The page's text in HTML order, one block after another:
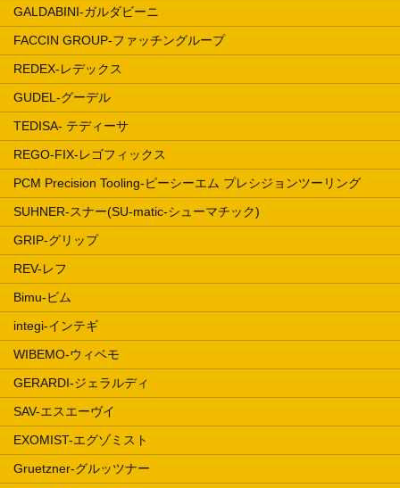
GALDABINI-ガルダビーニ
FACCIN GROUP-ファッチングループ
REDEX-レデックス
GUDEL-グーデル
TEDISA- テディーサ
REGO-FIX-レゴフィックス
PCM Precision Tooling-ピーシーエム プレシジョンツーリング
SUHNER-スナー(SU-matic-シューマチック)
GRIP-グリップ
REV-レフ
Bimu-ビム
integi-インテギ
WIBEMO-ウィベモ
GERARDI-ジェラルディ
SAV-エスエーヴイ
EXOMIST-エグゾミスト
Gruetzner-グルッツナー